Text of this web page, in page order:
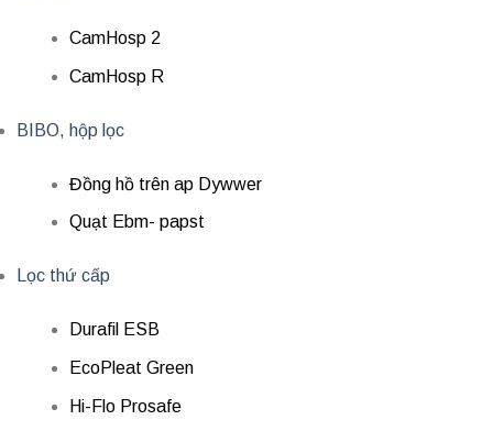
CamHosp 2
CamHosp R
BIBO, hộp lọc
Đồng hồ trên ap Dywwer
Quạt Ebm- papst
Lọc thứ cấp
Durafil ESB
EcoPleat Green
Hi-Flo Prosafe